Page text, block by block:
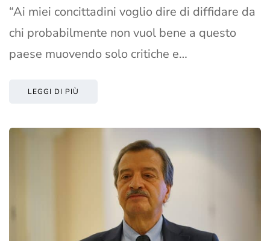
“Ai miei concittadini voglio dire di diffidare da
chi probabilmente non vuol bene a questo
paese muovendo solo critiche e…
LEGGI DI PIÙ